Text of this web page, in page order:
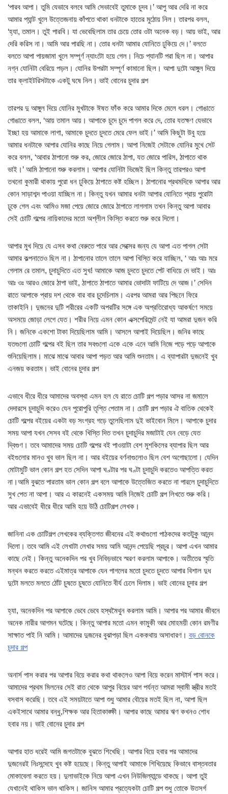
‘পারব আপা। তুমি যেভাবে বলবে আমি সেভাবেই তুমাকে চুদব।’ আপু আর দেরি না করে
আমার প্যান্ট খুলে উত্তেজনায় কাঁপতে থাকা ধনটাকে হাতের মুঠোয় নিল। তারপর বলল,
‘হ্যা, তমাল। তুই পারবি। যা ভেবেছিলাম তার চেয়ে তোর ওটা অনেক বড়। আয় ভাই, আর
দেরি করিস না। আমি আর পারছি না। তোর ধনটা আমার যোনিতে ঢুকিয়ে দে।’ বলতে
বলতে আপা পায়জামা খুলে সম্পূর্ণ ন্যাংটো হয়ে গেল। নিচে প্যানটি পরা ছিল না। আপার
নগ্ন যোনিটা বেরিয়ে পড়ল। যোনির উপরটা সম্পূর্ণ কামানো ছিল। আপা দুটো আঙ্গুল দিয়ে
তার ক্লাইটরিসটাকে একটু ঘষে নিল। ভাই বোনের চুদার গল্প
তারপর দু আঙ্গুল দিয়ে যোনির মুখটাকে ঈষত ফাঁক করে আমার দিকে মেলে ধরল। গোঙাতে
গোঙাতে বলল, ‘আয় তমাল আয়। আপাকে চুদে চুদে পাগল করে দে, তোর যতক্ষণ যেভাবে
ইচ্ছা হয় আমাকে লাগা, আমাকে চুদতে চুদতে মেরে ফেল ভাই।’ আমি কিছুটা উবু হয়ে
আমার ধনটাকে আপার যোনির কাছে নিয়ে গেলাম। আপা নিজেই সেটাকে যোনির মুখে সেট
করে বলল, ‘আবার ঠাপানো শুরু কর, জোরে জোরে ঠাপা, যত জোরে পারিস, ঠাপাতে থাক
ভাই।’ আমি ঠাপানো শুরু করলাম। আপার যোনিটা ভিজেই ছিল কিন্তু তারপরও আপা
তখনো কুমারী থাকায় পুরো ধন ঢুকিয়ে ঠাপাতে কষ্ট হচ্ছিল। ঠাপানোর প্রথমদিকে আপার আর
কোন সাড়াশব্দ পাওয়া যাচ্ছিল না। কিন্তু যখন আমার ধনটা আপার যোনিতে প্রায় পুরোটা
ঢুকে গেল এবং আমিও মজা পেয়ে জোরে জোরে ঠাপাতে লাগলাম তখন কিন্তু আপা আবার
সেই চোটি গল্পের নায়িকাদের মতো অশ্লীল কিস্তি করতে শুরু করে দিলো।
আপার মুখ দিয়ে যে এসব কথা বেরুতে পারে আর সেক্সের জন্য যে আপা এত পাগল সেটা
আমার কল্পনাতেও ছিল না। ঠাপানোর তালে তালে আপা খিস্তি করে যাচ্ছিল, ‘ আঃ আঃ মরে
গেলাম রে তমাল, চুদাচুদিতে এত সুখ! আমাকে আজ চুদতে চুদতে পেট বাধিয়ে দে ভাই। আঃ
আঃ ওঃ আরও জোরে ঠাপা ভাই, ঠাপাতে ঠাপাতে আমার ভোদাটা ফাটিয়ে দে আজ।’ সেদিন
রাতে আপাকে প্রায় দশ থেকে বার বার চুদেচিলাম। এরপর আমরা আর পিছনে ফিরে
তাকাইনি। দুজনের দুটি শরীরের একটি অপরটির সঙ্গে এক অপ্রতিরোধ্য আকর্ষণে সময়ে
অসময়ে জোড়া লেগে যেত। শরীর নিয়ে এমন কোন এক্সপেরিমেন্ট নেই যা আমরা দুজন করি
নি। জনিকে একশো টাকা দিয়েছিলাম আমি। আসলে আপাই দিয়েছিল। জনির কাছে
যতগুলো চোটি গল্পের বই ছিল তার সবগুলো একে একে এনে আমি নিজে পড়ে পড়ে আপাকে
শুনিয়েছিলাম। মাঝে মাঝে আবার আপা পড়ত আর আমি শুনতাম। এ ব্যাপারটা দুজনেই খুব
এনজয় করতাম। ভাই বোনের চুদার গল্প
এভাবে ধীরে ধীরে আমাদের অবস্থা এমন হল যে রাতে চোটি গল্প পড়ার আসর না জমালে
দেদারসে চুদাচুদি করেও যেন পুরোপুরি তৃপ্তি পেতাম না। চোটি গল্প পড়ার ঐ বাতিক থেকেই
চোটি গল্পের বইয়ের একটা বড় সংগ্রহ গড়ে তুলেছিলাম দুই ভাইবোন মিলে। আপাকে চুদার
সময় আপা যখন সেসব বই থেকে খিস্তি দিত তখন চুদাচুদির মজাটাই যেন বেড়ে যেত
দ্বিগুণ। তবে আমাদের সময় চোটি গল্পের বই পাওয়াটা বেশ মুশকিলের ব্যাপার ছিল আর
বইগুলোর মানও খুব ভাল ছিল না। আর বইয়ের বর্ণনাগুলোও ছিল বেশ অগোছালো। যেদিন
মোটামুটি ভাল কোন গল্প হত সেদিন আপা ঘণ্টার পর ঘণ্টা চুদাচুদি করতেও আপত্তি করত
না।আমি বুঝতে পারতাম ভাল কোন গল্প বলে আপাকে উত্তেজিত করতে না পারলে চুদাচুদিতে
সুখ পেত না আপা। আর এ কারনেই একসময় আমি নিজেই চোটি গল্প লিখতে শুরু করি।
আর এভাবেই ধীরে ধীরে আমি হয়ে উঠি চোটিগল্প লেখক।
জানিনা এক চোটিগল্প লেখকের ব্যক্তিগত জীবনের এই কথাগুলো পাঠকদের কতটুকু আনন্দ
‎দিলো। তবে আমি এই লেখাটা লেখার সময় আমি আনন্দ পেয়েছি প্রচুর। আপা এখন আমার
কাছে নেই। কিন্তু অনেকদিন পর খুব নিবিড়ভাবে স্মরণ করলাম আপাকে। অতীতের স্মৃতি
মন্থন করতে করতে এইমাত্র আপাকে যেন পাগলের মতো চুদতে চুদতে আপার বিশাল দুধ
দুটো মলতে মলতে ঠোঁট চুষতে চুষতে যোনিতে বীর্য ঢেলে দিলাম। ভাই বোনের চুদার গল্প
হ্যা, অনেকদিন পর আপাকে ভেবে ভেবে হস্থমৈথুন করলাম আমি। আপার পর আমার জীবনে
অনেক নারীর আগমন ঘটেছে। কিন্তু আপার মতো এমন কামুকী আর মোহময়ী কোন রমণীর
সাক্ষাত পাই নি আমি। আমাদের দুজনের বুঝাপড়া ছিল এককথায় অসাধারণ। বড় বোনকে
চুদার গল্প
অনার্স পাস করার পর আপার বিয়ে করার কথা থাকলেও আপা বিয়ে করেন মাস্টার্স পাস করে।
আমাদের প্রথম মিলনের সেই রাত থেকে আপুর বিয়ের আগ পর্যন্ত আমরা স্বামী স্ত্রীর মতই
বসবাস করেছি। তবে এই সময়টাতে আপা শুধু আমার বৌয়ের মতই ছিল না, আপা ছিল
একইসাথে আমার বন্ধু,শিক্ষক আর হিতাকাঙ্ক্ষী। আপার কাছে আমার ঋণ কখনও শোধ
হবার নয়। ভাই বোনের চুদার গল্প
আপার হাত ধরেই আমি জগতটাকে বুঝতে শিখেছি। আপার বিয়ে হবার পর আমাদের
দুজনেরই নিঃসন্দেহে খুব কষ্ট হয়েছে। কিন্তু আপাই আমাকে শিখিয়েছে কিভাবে বাস্তবতার
মোকাবেলা করতে হয়। দুলাভাইকে নিয়ে আপা এখন নিউজিল্যান্ডে থাকছে। আপা তুই
যেখানেই থাকিস ভাল থাকিস। জানিস আমার প্রত্যেকটা চোটি গল্প শুধু তোকে উতসর্গ